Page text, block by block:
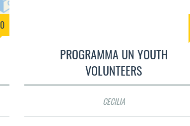
0
PROGRAMMA UN YOUTH
VOLUNTEERS
CECILIA